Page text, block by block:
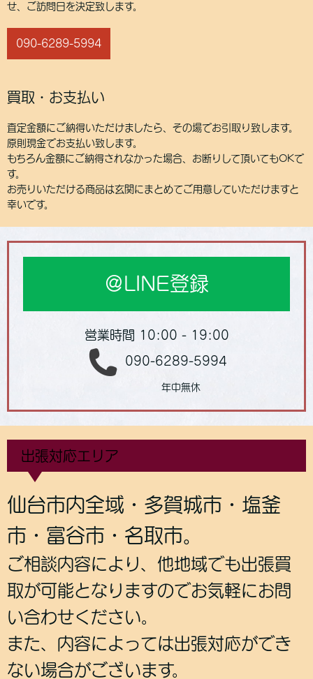
せ、ご訪問日を決定致します。
090-6289-5994
買取・お支払い
査定金額にご納得いただけましたら、その場でお引取り致します。
原則現金でお支払い致します。
もちろん金額にご納得されなかった場合、お断りして頂いてもOKで
す。
お売りいただける商品は玄関にまとめてご用意していただけますと
幸いです。
＠LINE登録
営業時間 10:00 - 19:00
090-6289-5994
年中無休
出張対応エリア
仙台市内全域・多賀城市・塩釜
市・富谷市・名取市。
ご相談内容により、他地域でも出張買
取が可能となりますのでお気軽にお問
い合わせください。
また、内容によっては出張対応ができ
ない場合がございます。